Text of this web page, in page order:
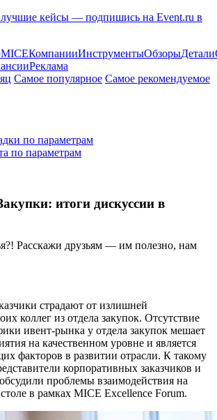
кейсы — подпишись на Event.ru в
MICEКомпанииИнструментыОбзорыДетали
Реклама
Самое популярное Самое рекомендуемое
по параметрам
по параметрам
итоги дискуссии в
Расскажи друзьям — им полезно, нам
страдают от излишней
коллег из отдела закупок. Отсутствие
ивент-рынка у отдела закупок мешает
на качественном уровне и является
факторов в развитии отрасли. К такому
корпоративных заказчиков и
проблемы взаимодействия на
в рамках MICE Excellence Forum.